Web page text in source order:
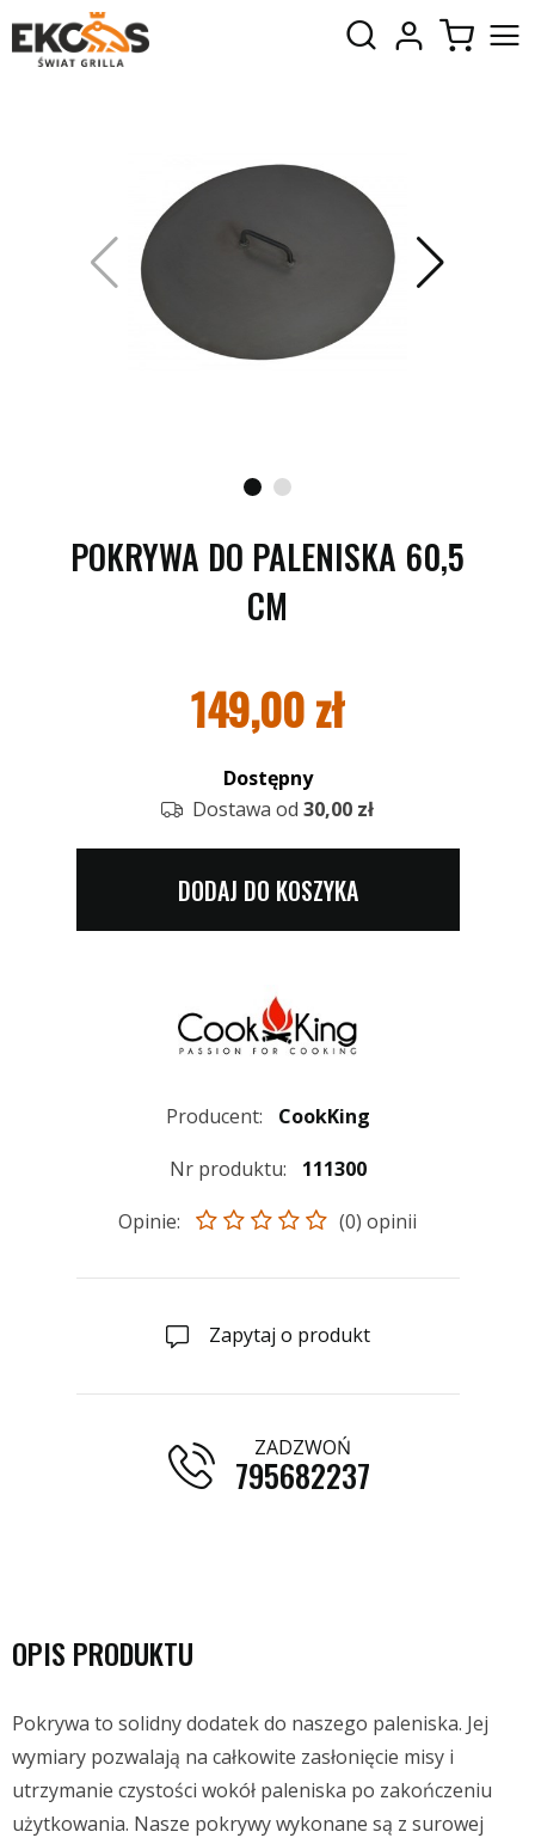
POKRYWA DO PALENISKA 60,5
CM
149,00zł
Dostępny
Dostawa od 30,00 zł
DODAJ DO KOSZYKA
Producent:
CookKing
Nr produktu:
111300
Opinie:
(0) opinii
Zapytaj o produkt
ZADZWOŃ
795682237
OPIS PRODUKTU
Pokrywa to solidny dodatek do naszego paleniska. Jej
wymiary pozwalają na całkowite zasłonięcie misy i
utrzymanie czystości wokół paleniska po zakończeniu
użytkowania. Nasze pokrywy wykonane są z surowej